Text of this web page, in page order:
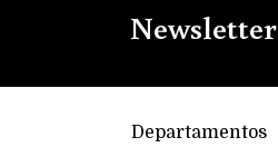
Newsletter
Departamentos